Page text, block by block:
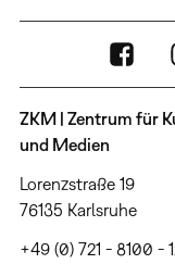
ZKM | Zentrum für
und Medien
Lorenzstraße 19
76135 Karlsruhe
+49 (0) 721 - 8100 -